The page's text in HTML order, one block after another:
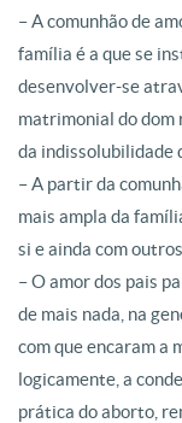
– A comunhão de
família é a que se
desenvolver-se
matrimonial do dom
da indissolubilidade
– A partir da
mais ampla da
si e ainda com
– O amor dos pais
de mais nada, na
com que encaram a
logicamente, a
prática do aborto,